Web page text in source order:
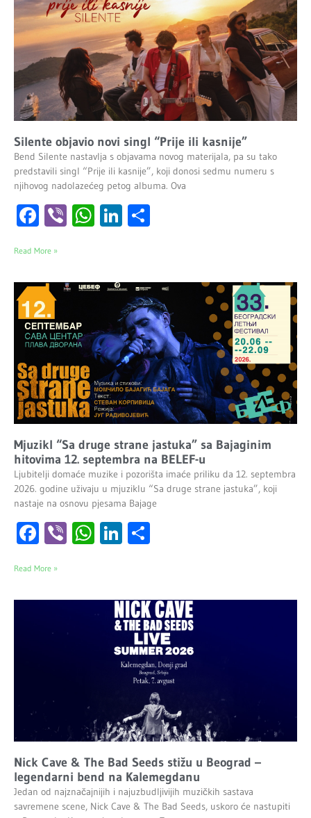
Silente objavio novi singl “Prije ili kasnije”
Bend Silente nastavlja s objavama novog materijala, pa su tako
predstavili singl “Prije ili kasnije”, koji donosi sedmu numeru s
njihovog nadolazećeg petog albuma. Ova
Facebook
ViberWhatsApp
LinkedIn
Read More »
Mjuzikl “Sa druge strane jastuka” sa Bajaginim
hitovima 12. septembra na BELEF-u
Ljubitelji domaće muzike i pozorišta imaće priliku da 12. septembra
2026. godine uživaju u mjuziklu “Sa druge strane jastuka”, koji
nastaje na osnovu pjesama Bajage
Facebook
ViberWhatsApp
LinkedIn
Read More »
Nick Cave & The Bad Seeds stižu u Beograd –
legendarni bend na Kalemegdanu
Jedan od najznačajnijih i najuzbudljivijih muzičkih sastava
savremene scene, Nick Cave & The Bad Seeds, uskoro će nastupiti